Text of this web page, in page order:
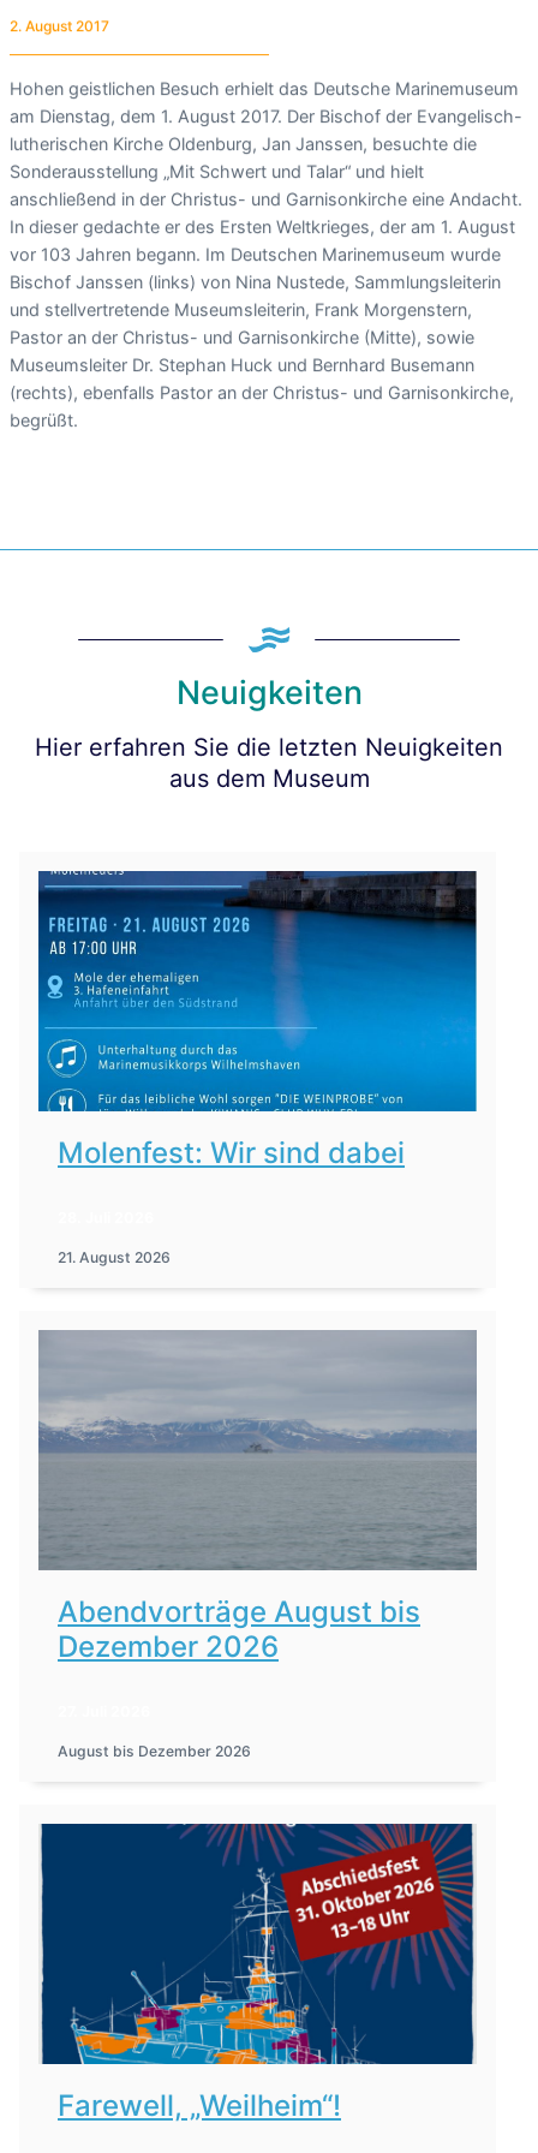
2. August 2017
Hohen geistlichen Besuch erhielt das Deutsche Marinemuseum
am Dienstag, dem 1. August 2017. Der Bischof der Evangelisch-
lutherischen Kirche Oldenburg, Jan Janssen, besuchte die
Sonderausstellung „Mit Schwert und Talar“ und hielt
anschließend in der Christus- und Garnisonkirche eine Andacht.
In dieser gedachte er des Ersten Weltkrieges, der am 1. August
vor 103 Jahren begann. Im Deutschen Marinemuseum wurde
Bischof Janssen (links) von Nina Nustede, Sammlungsleiterin
und stellvertretende Museumsleiterin, Frank Morgenstern,
Pastor an der Christus- und Garnisonkirche (Mitte), sowie
Museumsleiter Dr. Stephan Huck und Bernhard Busemann
(rechts), ebenfalls Pastor an der Christus- und Garnisonkirche,
begrüßt.
Neuigkeiten
Hier erfahren Sie die letzten Neuigkeiten
aus dem Museum
Molenfest: Wir sind dabei
21. August 2026
Abendvorträge August bis
Dezember 2026
August bis Dezember 2026
Farewell, „Weilheim“!